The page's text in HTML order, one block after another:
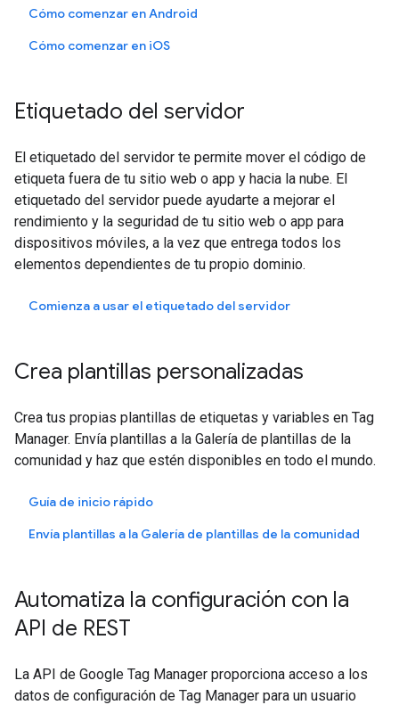
Cómo comenzar en Android
Cómo comenzar en iOS
Etiquetado del servidor
El etiquetado del servidor te permite mover el código de
etiqueta fuera de tu sitio web o app y hacia la nube. El
etiquetado del servidor puede ayudarte a mejorar el
rendimiento y la seguridad de tu sitio web o app para
dispositivos móviles, a la vez que entrega todos los
elementos dependientes de tu propio dominio.
Comienza a usar el etiquetado del servidor
Crea plantillas personalizadas
Crea tus propias plantillas de etiquetas y variables en Tag
Manager. Envía plantillas a la Galería de plantillas de la
comunidad y haz que estén disponibles en todo el mundo.
Guía de inicio rápido
Envía plantillas a la Galería de plantillas de la comunidad
Automatiza la configuración con la
API de REST
La API de Google Tag Manager proporciona acceso a los
datos de configuración de Tag Manager para un usuario